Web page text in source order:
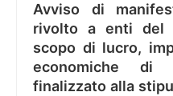
Avviso di
rivolto a enti del
scopo di lucro,
economiche di
finalizzato alla